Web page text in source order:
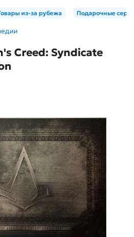
из-за рубежа Подарочные
Creed: Syndicate